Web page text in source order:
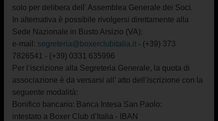
solo per delibera dell' Assemblea Generale dei Soci.
In alternativa è possibile rivolgersi direttamente alla
Sede Nazionale in Busto Arsizio (VA):
e-mail: segreteria@boxerclubitalia.it - (+39) 373
7826541 - (+39) 0331 635996
Per l’iscrizione alla Segreteria Generale, la quota di
associazione è da versarsi all’ atto dell’iscrizione con la
seguente modalità:
Bonifico bancario: Banca Intesa San Paolo:
intestato a Boxer Club d’Italia - IBAN